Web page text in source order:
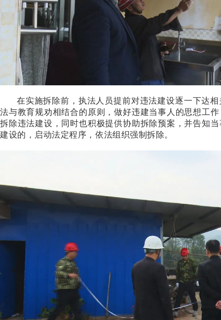
在实施拆除前，执法人员提前对违法建设逐一下达
法与教育规劝相结合的原则，做好违建当事人的思想工
拆除违法建设，同时也积极提供协助拆除预案，并告知
建设的，启动法定程序，依法组织强制拆除。